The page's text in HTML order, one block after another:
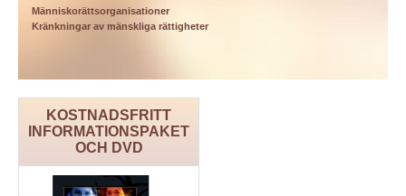
Människorättsorganisationer
Kränkningar av mänskliga rättigheter
KOSTNADSFRITT
INFORMATIONSPAKET
OCH DVD